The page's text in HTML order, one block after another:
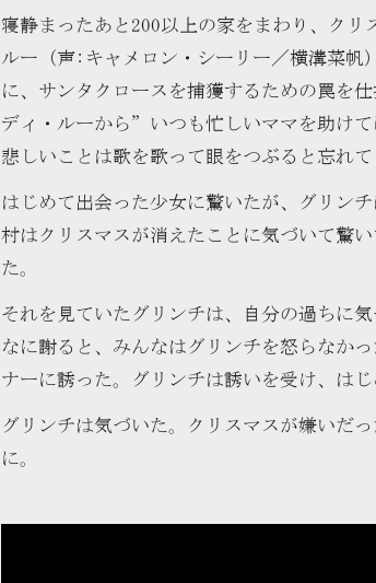
寝静まったあと200以上の家をまわり、クリ
ルー（声:キャメロン・シーリー／横溝菜帆
に、サンタクロースを捕獲するための罠を
ディ・ルーから”いつも忙しいママを助け
悲しいことは歌を歌って眼をつぶると忘れて
はじめて出会った少女に驚いたが、グリン
村はクリスマスが消えたことに気づいて驚
た。
それを見ていたグリンチは、自分の過ちに
なに謝ると、みんなはグリンチを怒らなか
ナーに誘った。グリンチは誘いを受け、は
グリンチは気づいた。クリスマスが嫌いだ
に。